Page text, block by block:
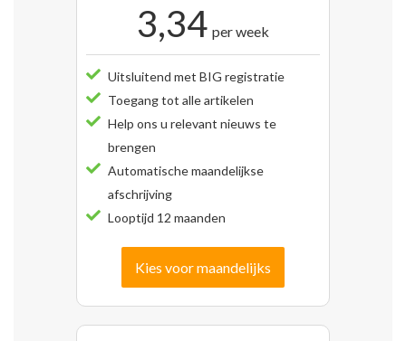
3,34 per week
Uitsluitend met BIG registratie
Toegang tot alle artikelen
Help ons u relevant nieuws te
brengen
Automatische maandelijkse
afschrijving
Looptijd 12 maanden
Kies voor maandelijks